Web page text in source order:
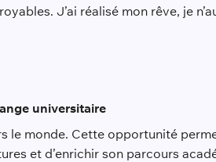
J’ai réalisé mon rêve, je
universitaire
le monde. Cette opportunité
et d’enrichir son parcours